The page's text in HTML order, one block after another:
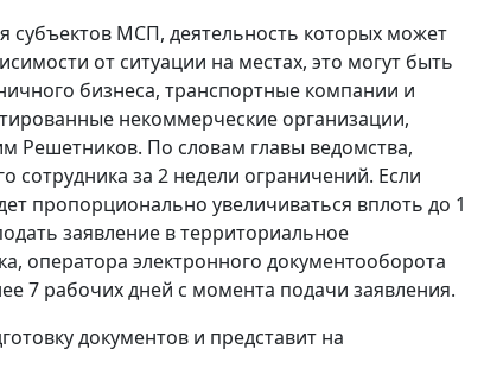
субъектов МСП, деятельность которых может
от ситуации на местах, это могут быть
бизнеса, транспортные компании и
некоммерческие организации,
Решетников. По словам главы ведомства,
сотрудника за 2 недели ограничений. Если
пропорционально увеличиваться вплоть до 1
заявление в территориальное
оператора электронного документооборота
7 рабочих дней с момента подачи заявления.
документов и представит на